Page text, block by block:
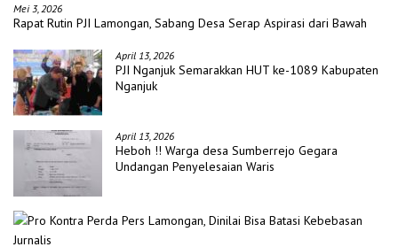
Mei 3, 2026
Rapat Rutin PJI Lamongan, Sabang Desa Serap Aspirasi dari Bawah
April 13, 2026
PJI Nganjuk Semarakkan HUT ke-1089 Kabupaten
Nganjuk
April 13, 2026
Heboh !! Warga desa Sumberrejo Gegara
Undangan Penyelesaian Waris